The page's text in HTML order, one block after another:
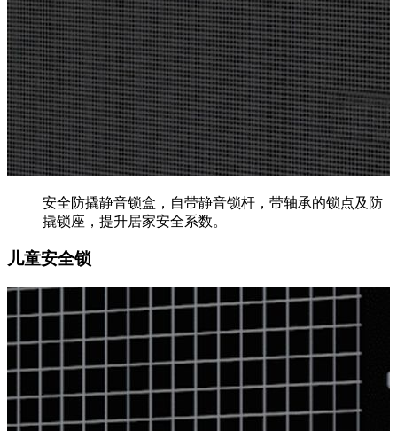
安全防撬静音锁盒，自带静音锁杆，带轴承的锁点及防
撬锁座，提升居家安全系数。
儿童安全锁